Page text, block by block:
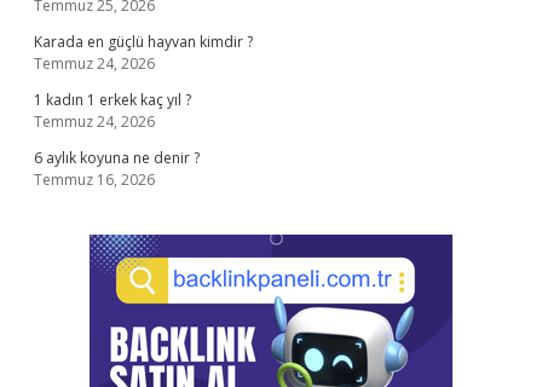
Temmuz 25, 2026
Karada en güçlü hayvan kimdir ?
Temmuz 24, 2026
1 kadın 1 erkek kaç yıl ?
Temmuz 24, 2026
6 aylık koyuna ne denir ?
Temmuz 16, 2026